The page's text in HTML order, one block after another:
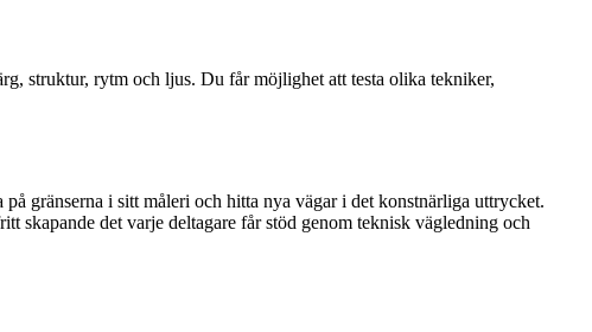
struktur, rytm och ljus. Du får möjlighet att testa olika tekniker,
gränserna i sitt måleri och hitta nya vägar i det konstnärliga uttrycket.
skapande det varje deltagare får stöd genom teknisk vägledning och